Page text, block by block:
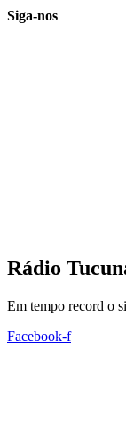
Siga-nos
Rádio
Em tempo record o
Facebook-f